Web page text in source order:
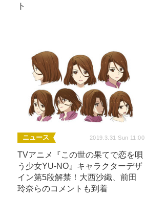
ト
ニュース 2019.3.31 Sun 11:00
TVアニメ『この世の果てで恋を唄
う少女YU-NO』キャラクターデザ
イン第5段解禁！大西沙織、前田
玲奈らのコメントも到着